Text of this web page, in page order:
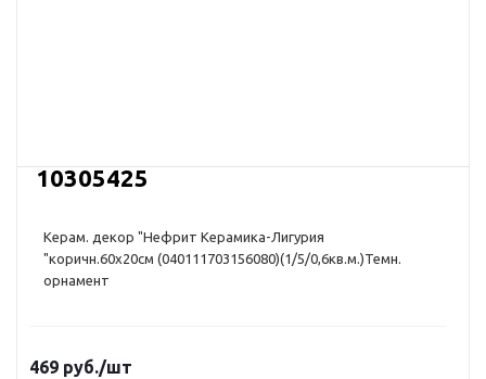
10305425
Керам. декор "Нефрит Керамика-Лигурия
"коричн.60х20см (040111703156080)(1/5/0,6кв.м.)Темн.
орнамент
469 руб./шт